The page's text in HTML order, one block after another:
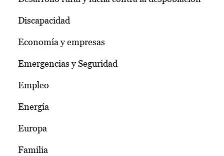
Discapacidad
Economía y empresas
Emergencias y Seguridad
Empleo
Energía
Europa
Familia